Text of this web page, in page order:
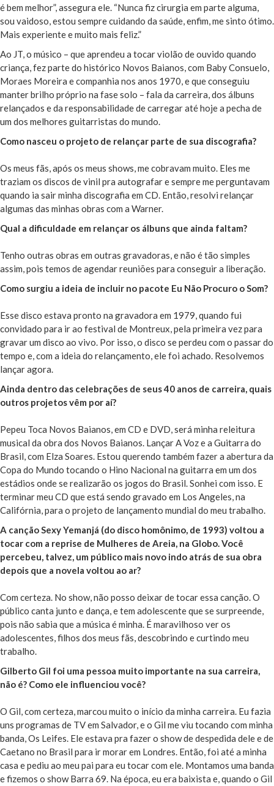
é bem melhor”, assegura ele. “Nunca fiz cirurgia em parte alguma,
sou vaidoso, estou sempre cuidando da saúde, enfim, me sinto ótimo.
Mais experiente e muito mais feliz.”
Ao JT, o músico – que aprendeu a tocar violão de ouvido quando
criança, fez parte do histórico Novos Baianos, com Baby Consuelo,
Moraes Moreira e companhia nos anos 1970, e que conseguiu
manter brilho próprio na fase solo – fala da carreira, dos álbuns
relançados e da responsabilidade de carregar até hoje a pecha de
um dos melhores guitarristas do mundo.
Como nasceu o projeto de relançar parte de sua discografia?
Os meus fãs, após os meus shows, me cobravam muito. Eles me
traziam os discos de vinil pra autografar e sempre me perguntavam
quando ia sair minha discografia em CD. Então, resolvi relançar
algumas das minhas obras com a Warner.
Qual a dificuldade em relançar os álbuns que ainda faltam?
Tenho outras obras em outras gravadoras, e não é tão simples
assim, pois temos de agendar reuniões para conseguir a liberação.
Como surgiu a ideia de incluir no pacote Eu Não Procuro o Som?
Esse disco estava pronto na gravadora em 1979, quando fui
convidado para ir ao festival de Montreux, pela primeira vez para
gravar um disco ao vivo. Por isso, o disco se perdeu com o passar do
tempo e, com a ideia do relançamento, ele foi achado. Resolvemos
lançar agora.
Ainda dentro das celebrações de seus 40 anos de carreira, quais
outros projetos vêm por aí?
Pepeu Toca Novos Baianos, em CD e DVD, será minha releitura
musical da obra dos Novos Baianos. Lançar A Voz e a Guitarra do
Brasil, com Elza Soares. Estou querendo também fazer a abertura da
Copa do Mundo tocando o Hino Nacional na guitarra em um dos
estádios onde se realizarão os jogos do Brasil. Sonhei com isso. E
terminar meu CD que está sendo gravado em Los Angeles, na
Califórnia, para o projeto de lançamento mundial do meu trabalho.
A canção Sexy Yemanjá (do disco homônimo, de 1993) voltou a
tocar com a reprise de Mulheres de Areia, na Globo. Você
percebeu, talvez, um público mais novo indo atrás de sua obra
depois que a novela voltou ao ar?
Com certeza. No show, não posso deixar de tocar essa canção. O
público canta junto e dança, e tem adolescente que se surpreende,
pois não sabia que a música é minha. É maravilhoso ver os
adolescentes, filhos dos meus fãs, descobrindo e curtindo meu
trabalho.
Gilberto Gil foi uma pessoa muito importante na sua carreira,
não é? Como ele influenciou você?
O Gil, com certeza, marcou muito o início da minha carreira. Eu fazia
uns programas de TV em Salvador, e o Gil me viu tocando com minha
banda, Os Leifes. Ele estava pra fazer o show de despedida dele e de
Caetano no Brasil para ir morar em Londres. Então, foi até a minha
casa e pediu ao meu pai para eu tocar com ele. Montamos uma banda
e fizemos o show Barra 69. Na época, eu era baixista e, quando o Gil